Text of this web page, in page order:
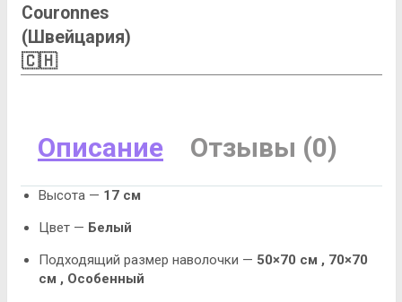
Couronnes
(Швейцария)
🇨🇭
Описание Отзывы (0)
Высота — 17 см
Цвет — Белый
Подходящий размер наволочки — 50×70 см , 70×70
см , Особенный